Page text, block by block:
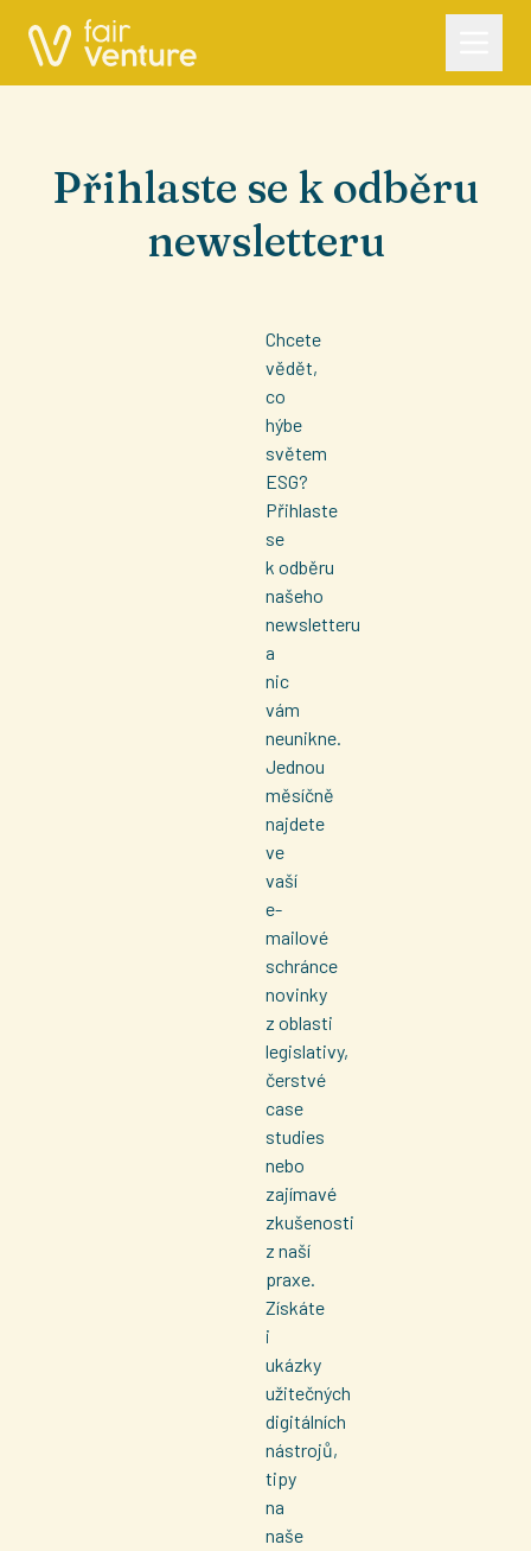
Přihlaste se k odběru
newsletteru
Chcete
vědět,
co
hýbe
světem
ESG?
Přihlaste
se
k odběru
našeho
newsletteru
a
nic
vám
neunikne.
Jednou
měsíčně
najdete
ve
vaší
e-
mailové
schránce
novinky
z oblasti
legislativy,
čerstvé
case
studies
nebo
zajímavé
zkušenosti
z naší
praxe.
Získáte
i
ukázky
užitečných
digitálních
nástrojů,
tipy
na
naše